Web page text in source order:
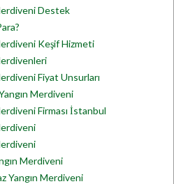
Destek
Keşif Hizmeti
Fiyat Unsurları
Merdiveni
Firması İstanbul
Merdiveni
Yangın Merdiveni